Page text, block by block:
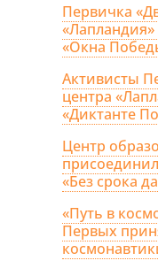
Первичка
«Окна
Активисты
центра
«Диктанте
Центр
«Без срока
«Путь в
Первых